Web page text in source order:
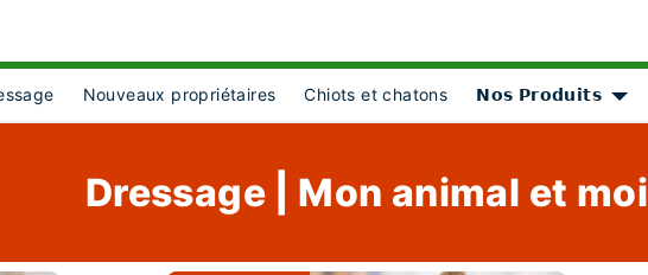
for [object Object]
Nouveaux propriétaires Chiots et chatons
𝗡𝗼𝘀 𝗣𝗿𝗼𝗱𝘂𝗶𝘁𝘀
Dressage | Mon animal et moi